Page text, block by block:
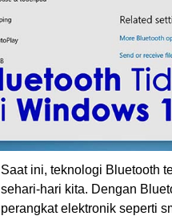
Saat ini, teknologi Bluetooth
sehari-hari kita. Dengan
perangkat elektronik seperti